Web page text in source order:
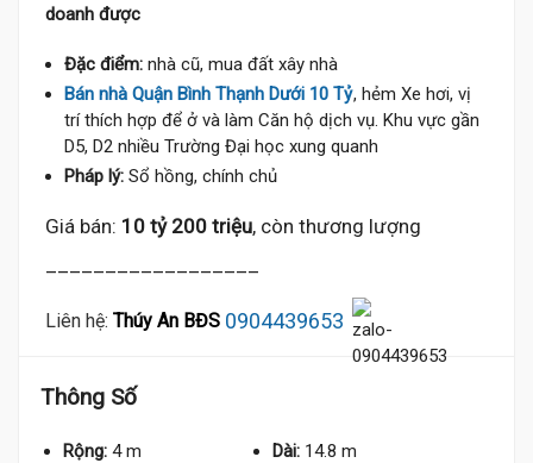
doanh được
Đặc điểm: nhà cũ, mua đất xây nhà
Bán nhà Quận Bình Thạnh Dưới 10 Tỷ, hẻm Xe hơi, vị
trí thích hợp để ở và làm Căn hộ dịch vụ. Khu vực gần
D5, D2 nhiều Trường Đại học xung quanh
Pháp lý: Sổ hồng, chính chủ
Giá bán: 10 tỷ 200 triệu, còn thương lượng
Liên hệ: Thúy An BĐS 0904439653
Thông Số
Rộng: 4 m Dài: 14.8 m